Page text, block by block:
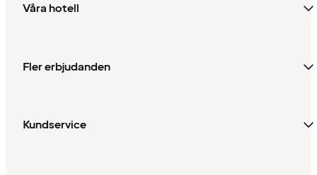
Våra hotell
Fler erbjudanden
Kundservice